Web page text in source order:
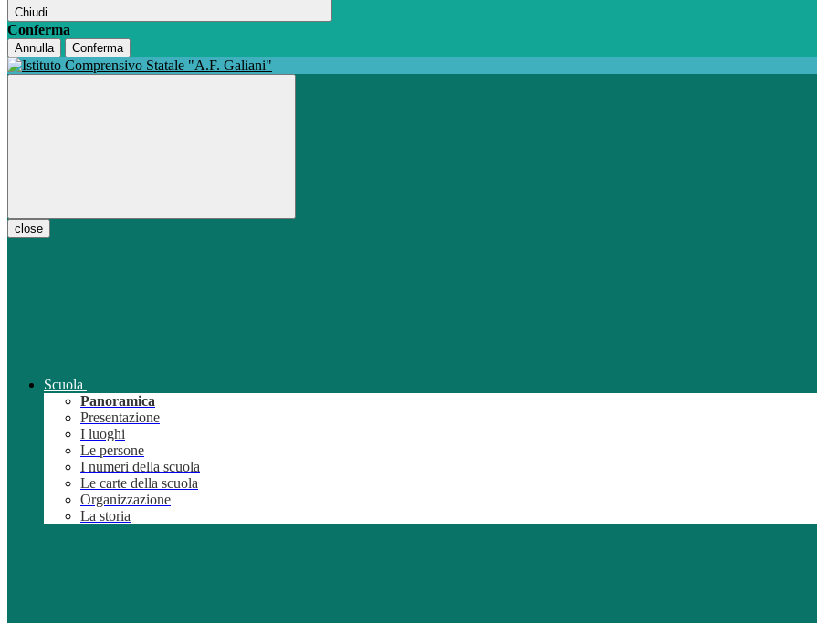
Chiudi
Conferma
Annulla Conferma
close
Scuola
Panoramica
Presentazione
I luoghi
Le persone
I numeri della scuola
Le carte della scuola
Organizzazione
La storia